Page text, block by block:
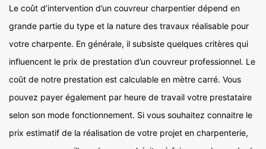
Le coût d’intervention d’un couvreur charpentier dépend en
grande partie du type et la nature des travaux réalisable pour
votre charpente. En générale, il subsiste quelques critères qui
influencent le prix de prestation d’un couvreur professionnel. Le
coût de notre prestation est calculable en mètre carré. Vous
pouvez payer également par heure de travail votre prestataire
selon son mode fonctionnement. Si vous souhaitez connaitre le
prix estimatif de la réalisation de votre projet en charpenterie,